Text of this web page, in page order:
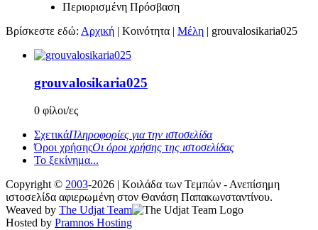
Περιορισμένη Πρόσβαση
Βρίσκεστε εδώ: Αρχική | Κοινότητα | Μέλη | grouvalosikaria025
grouvalosikaria025
0 φίλοι/ες
ΣχετικάΠληροφορίες για την ιστοσελίδα
Όροι χρήσηςΟι όροι χρήσης της ιστοσελίδας
Το ξεκίνημα...
Copyright © 2003-2026 | Κοιλάδα των Τεμπών - Ανεπίσημη
ιστοσελίδα αφιερωμένη στον Θανάση Παπακωνσταντίνου.
Weaved by The Udjat Team
Hosted by Pramnos Hosting